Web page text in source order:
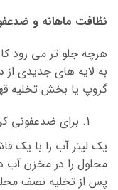
نظافت ماهانه و
هرچه جلو تر می رود
به لایه های جدیدی
گروپ یا بخش تخلیه
برای ضدعفونی
یک لیتر آب را با یک
محلول را در مخزن آب